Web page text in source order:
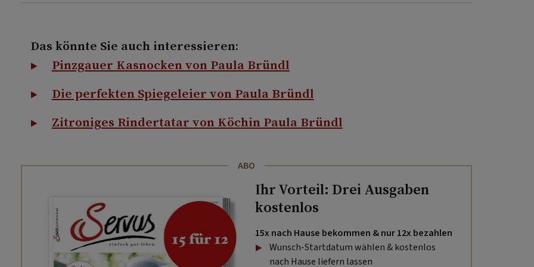
Das könnte Sie auch interessieren:
Pinzgauer Kasnocken von Paula Bründl
Die perfekten Spiegeleier von Paula Bründl
Zitroniges Rindertatar von Köchin Paula Bründl
ABO
Ihr Vorteil: Drei Ausgaben
kostenlos
15x nach Hause bekommen & nur 12x bezahlen
Wunsch-Startdatum wählen & kostenlos
nach Hause liefern lassen